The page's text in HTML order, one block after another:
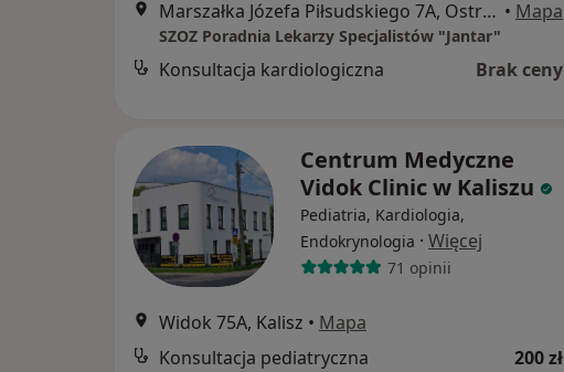
Marszałka Józefa Piłsudskiego 7A, Ostrów Wielkopolski • Mapa
SZOZ Poradnia Lekarzy Specjalistów "Jantar"
Konsultacja kardiologiczna Brak ceny
Centrum Medyczne
Vidok Clinic w Kaliszu
Pediatria, Kardiologia,
Endokrynologia · Więcej
71 opinii
Widok 75A, Kalisz • Mapa
Konsultacja pediatryczna
200 zł